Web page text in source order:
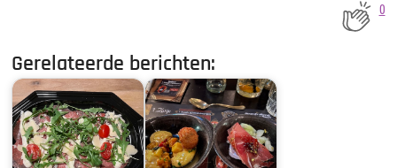
0
Gerelateerde berichten: